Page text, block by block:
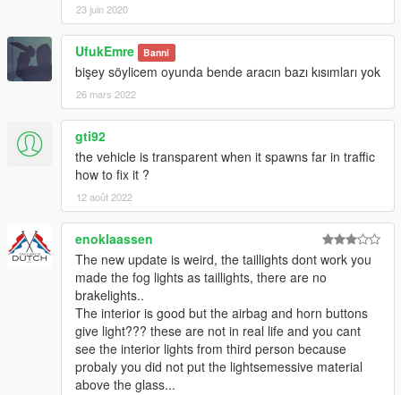
23 juin 2020
UfukEmre Banni
bişey söylicem oyunda bende aracın bazı kısımları yok
26 mars 2022
gti92
the vehicle is transparent when it spawns far in traffic
how to fix it ?
12 août 2022
enoklaassen
The new update is weird, the taillights dont work you
made the fog lights as taillights, there are no
brakelights..
The interior is good but the airbag and horn buttons
give light??? these are not in real life and you cant
see the interior lights from third person because
probaly you did not put the lightsemessive material
above the glass...